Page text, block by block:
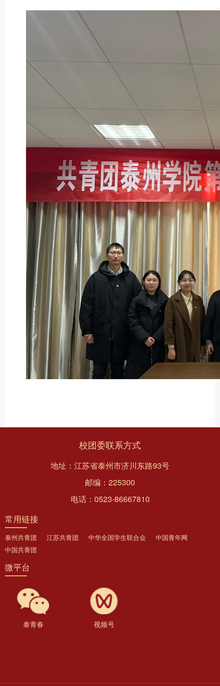
校团委联系方式
地址：江苏省泰州市济川东路93号
邮编：225300
电话：0523-86667810
常用链接
泰州共青团 江苏共青团 中华全国学生联合会
中国青年网
中国共青团
微平台
泰青春 视频号